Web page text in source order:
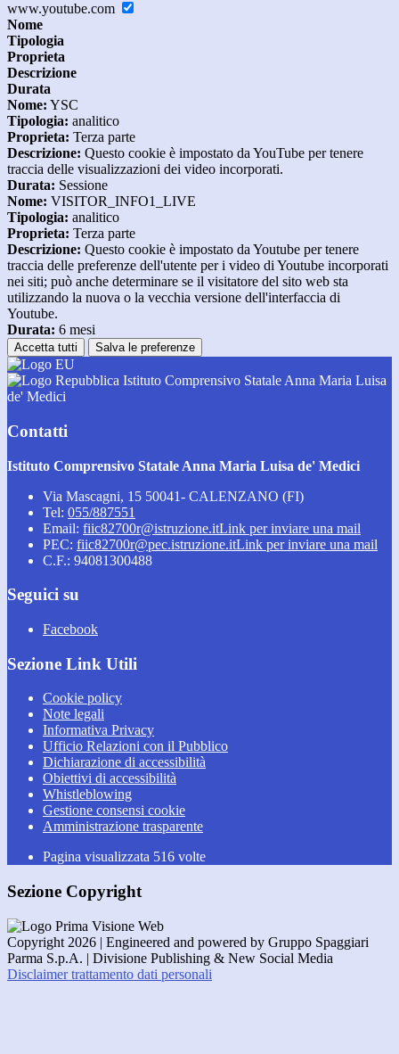
www.youtube.com
Nome
Tipologia
Proprieta
Descrizione
Durata
Nome: YSC
Tipologia: analitico
Proprieta: Terza parte
Descrizione: Questo cookie è impostato da YouTube per tenere
traccia delle visualizzazioni dei video incorporati.
Durata: Sessione
Nome: VISITOR_INFO1_LIVE
Tipologia: analitico
Proprieta: Terza parte
Descrizione: Questo cookie è impostato da Youtube per tenere
traccia delle preferenze dell'utente per i video di Youtube incorporati
nei siti; può anche determinare se il visitatore del sito web sta
utilizzando la nuova o la vecchia versione dell'interfaccia di
Youtube.
Durata: 6 mesi
Accetta tutti Salva le preferenze
Istituto Comprensivo Statale Anna Maria Luisa
de' Medici
Contatti
Istituto Comprensivo Statale Anna Maria Luisa de' Medici
Via Mascagni, 15 50041- CALENZANO (FI)
Tel: 055/887551
Email: fiic82700r@istruzione.itLink per inviare una mail
PEC: fiic82700r@pec.istruzione.itLink per inviare una mail
C.F.: 94081300488
Seguici su
Facebook
Sezione Link Utili
Cookie policy
Note legali
Informativa Privacy
Ufficio Relazioni con il Pubblico
Dichiarazione di accessibilità
Obiettivi di accessibilità
Whistleblowing
Gestione consensi cookie
Amministrazione trasparente
Pagina visualizzata 516 volte
Sezione Copyright
Copyright 2026 | Engineered and powered by Gruppo Spaggiari
Parma S.p.A. | Divisione Publishing & New Social Media
Disclaimer trattamento dati personali